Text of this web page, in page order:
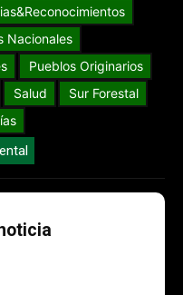
Nacionales
Pueblos Originarios
Salud
Sur Forestal